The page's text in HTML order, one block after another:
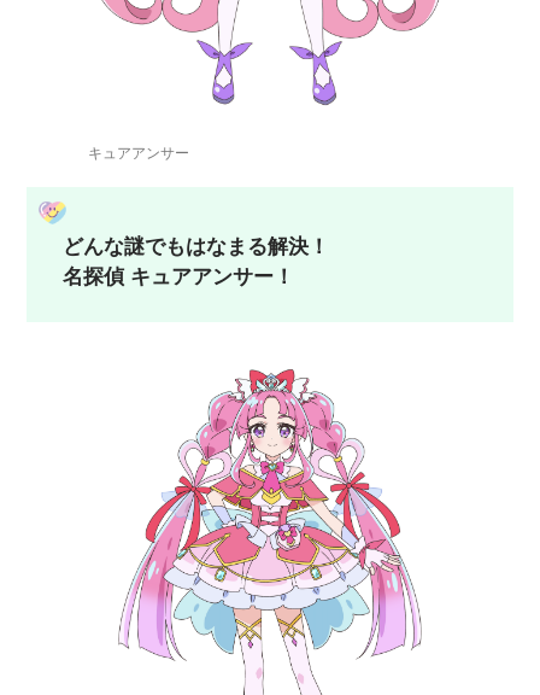
キュアアンサー
どんな謎でもはなまる解決！
名探偵 キュアアンサー！